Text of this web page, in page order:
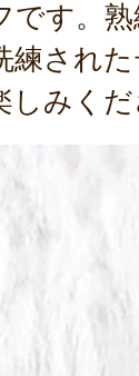
です。
練され
しみく